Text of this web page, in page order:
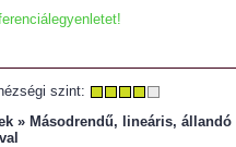
szint:
» Másodrendű, lineáris,